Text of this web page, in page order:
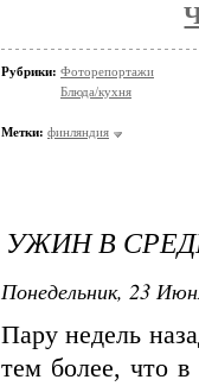
Рубрики: Фоторепортажи
Блюда/кухня
Метки: финляндия
УЖИН В
Понедельник, 23
Пару недель
тем более, что